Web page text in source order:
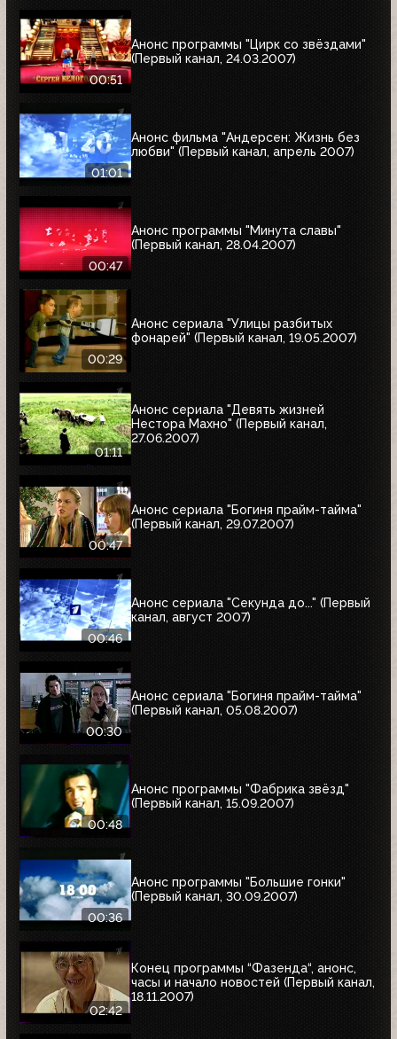
00:51
Анонс программы "Цирк со звёздами"
(Первый канал, 24.03.2007)
01:01
Анонс фильма "Андерсен: Жизнь без
любви" (Первый канал, апрель 2007)
00:47
Анонс программы "Минута славы"
(Первый канал, 28.04.2007)
00:29
Анонс сериала "Улицы разбитых
фонарей" (Первый канал, 19.05.2007)
01:11
Анонс сериала "Девять жизней
Нестора Махно" (Первый канал,
27.06.2007)
00:47
Анонс сериала "Богиня прайм-тайма"
(Первый канал, 29.07.2007)
00:46
Анонс сериала "Секунда до..." (Первый
канал, август 2007)
00:30
Анонс сериала "Богиня прайм-тайма"
(Первый канал, 05.08.2007)
00:48
Анонс программы "Фабрика звёзд"
(Первый канал, 15.09.2007)
00:36
Анонс программы "Большие гонки"
(Первый канал, 30.09.2007)
02:42
Конец программы “Фазенда“, анонс,
часы и начало новостей (Первый канал,
18.11.2007)